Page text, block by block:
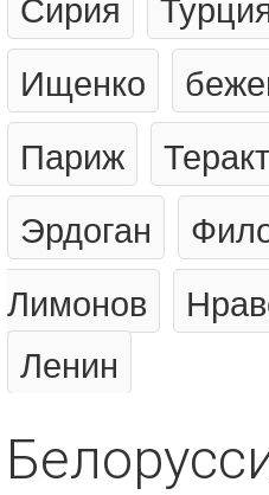
Ищенко
Париж
Эрдоган
Лимонов
Ленин